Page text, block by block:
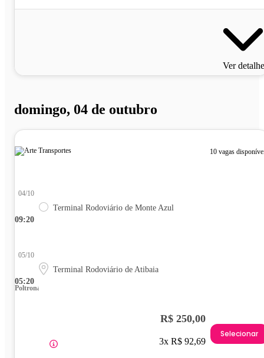
Ver
domingo, 04 de outubro
10 vagas
09:20
04/10
Terminal Rodoviário de Monte Azul
05:20
05/10
Terminal Rodoviário de Atibaia
Poltrona
R$ 250,00
3x R$ 92,69
Selecionar